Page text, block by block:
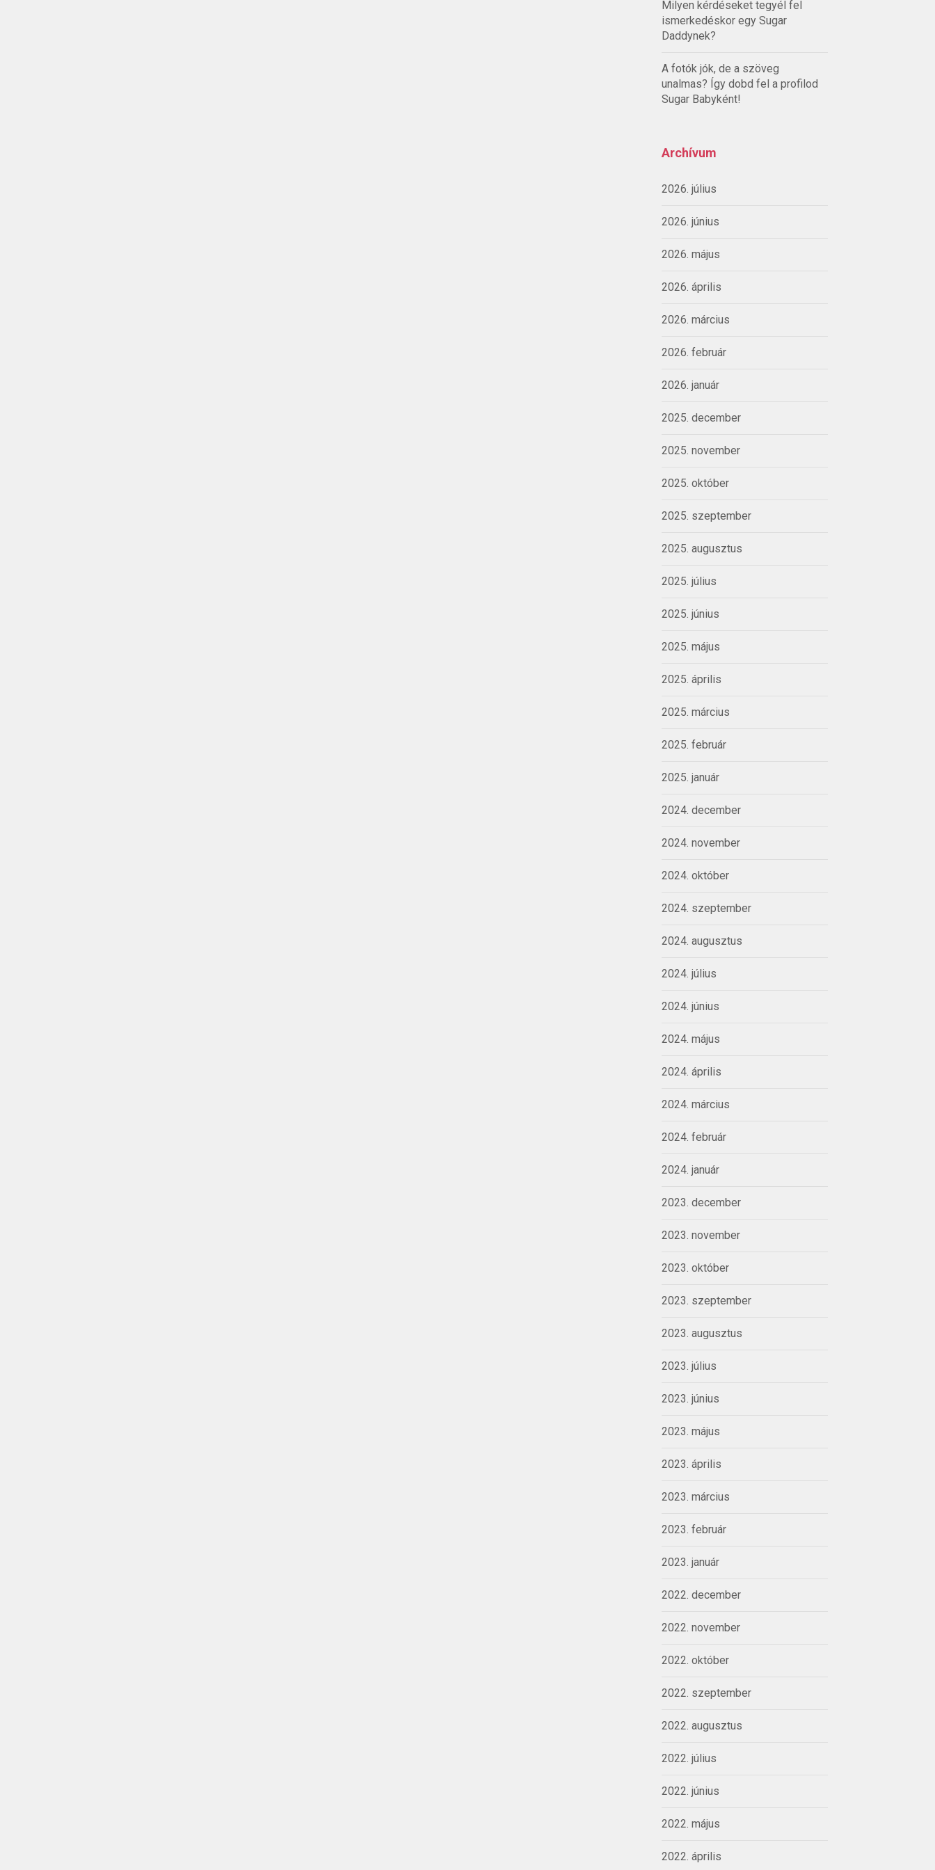
Milyen kérdéseket tegyél fel
ismerkedéskor egy Sugar
Daddynek?
A fotók jók, de a szöveg
unalmas? Így dobd fel a profilod
Sugar Babyként!
Archívum
2026. július
2026. június
2026. május
2026. április
2026. március
2026. február
2026. január
2025. december
2025. november
2025. október
2025. szeptember
2025. augusztus
2025. július
2025. június
2025. május
2025. április
2025. március
2025. február
2025. január
2024. december
2024. november
2024. október
2024. szeptember
2024. augusztus
2024. július
2024. június
2024. május
2024. április
2024. március
2024. február
2024. január
2023. december
2023. november
2023. október
2023. szeptember
2023. augusztus
2023. július
2023. június
2023. május
2023. április
2023. március
2023. február
2023. január
2022. december
2022. november
2022. október
2022. szeptember
2022. augusztus
2022. július
2022. június
2022. május
2022. április